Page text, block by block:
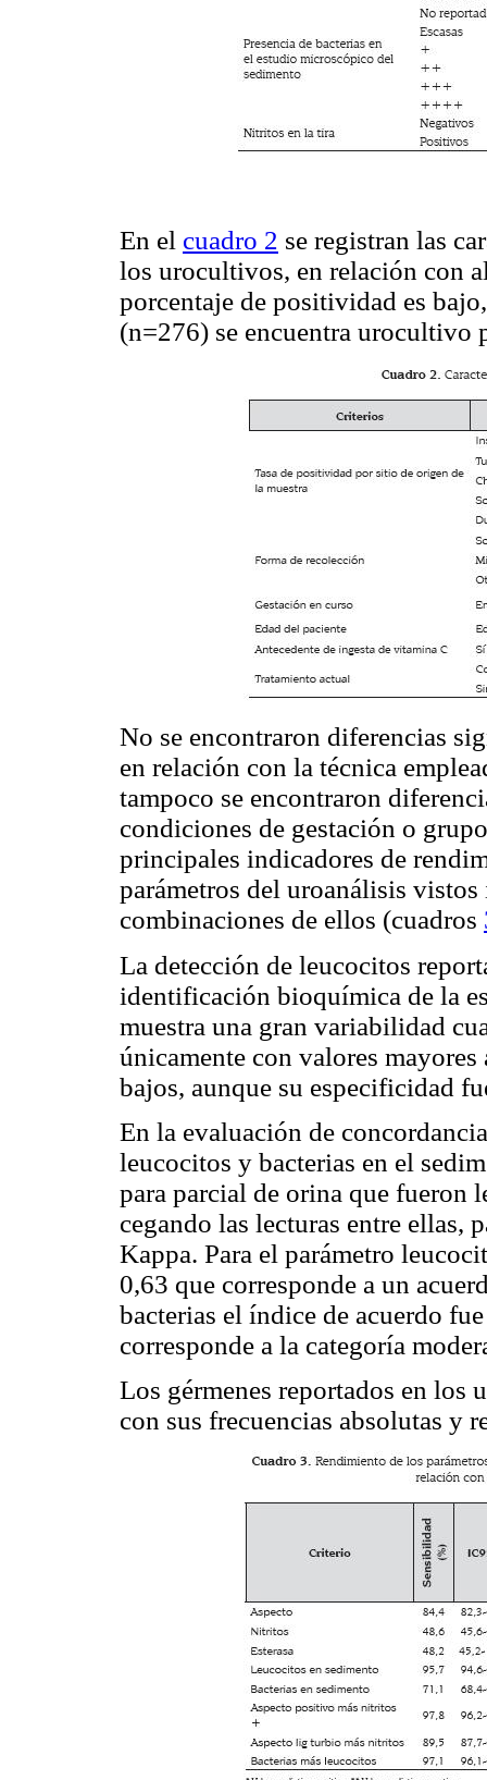
En el cuadro 2 se registran las
los urocultivos, en relación con
porcentaje de positividad es
(n=276) se encuentra urocultivo
No se encontraron diferencias
en relación con la técnica
tampoco se encontraron
condiciones de gestación o
principales indicadores de
parámetros del uroanálisis
combinaciones de ellos (cuadros
La detección de leucocitos
identificación bioquímica de la
muestra una gran variabilidad
únicamente con valores
bajos, aunque su especificidad
En la evaluación de
leucocitos y bacterias en el
para parcial de orina que fueron
cegando las lecturas entre ellas,
Kappa. Para el parámetro
0,63 que corresponde a un
bacterias el índice de acuerdo
corresponde a la categoría
Los gérmenes reportados en los
con sus frecuencias absolutas y